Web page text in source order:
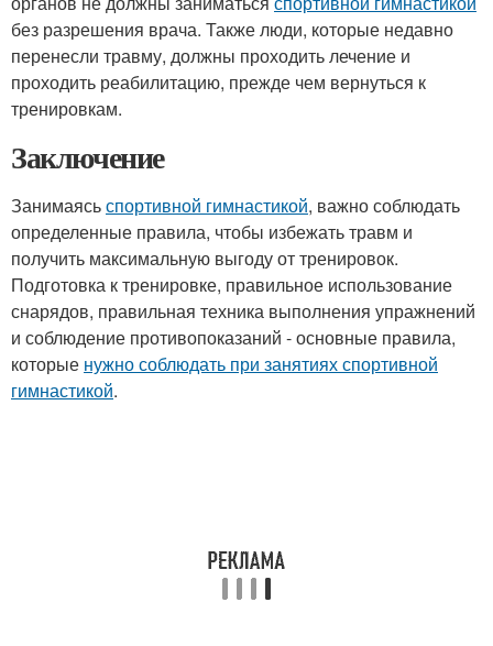
без разрешения врача. Также люди, которые недавно
перенесли травму, должны проходить лечение и
проходить реабилитацию, прежде чем вернуться к
тренировкам.
Заключение
Занимаясьспортивной гимнастикой, важно соблюдать
определенные правила, чтобы избежать травм и
получить максимальную выгоду от тренировок.
Подготовка к тренировке, правильное использование
снарядов, правильная техника выполнения упражнений
и соблюдение противопоказаний - основные правила,
которые нужно соблюдать при занятиях спортивной
гимнастикой.